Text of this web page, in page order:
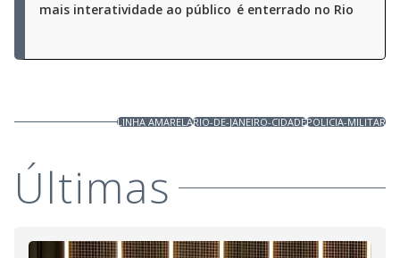
mais interatividade ao público é enterrado no Rio
LINHA AMARELARIO-DE-JANEIRO-CIDADEPOLICIA-MILITAR
Últimas